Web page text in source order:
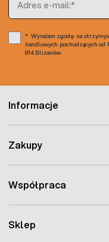
Materiał:
Kolor: Zielony
Sklep
Informacje
Zakupy
Współpraca
Wyrażam zgodę na
handlowych pochodzących
814 Blizanów.